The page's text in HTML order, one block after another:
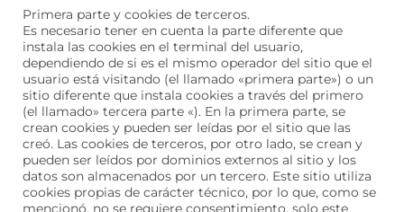
Primera parte y cookies de terceros.
Es necesario tener en cuenta la parte diferente que
instala las cookies en el terminal del usuario,
dependiendo de si es el mismo operador del sitio que el
usuario está visitando (el llamado «primera parte») o un
sitio diferente que instala cookies a través del primero
(el llamado» tercera parte «). En la primera parte, se
crean cookies y pueden ser leídas por el sitio que las
creó. Las cookies de terceros, por otro lado, se crean y
pueden ser leídos por dominios externos al sitio y los
datos son almacenados por un tercero. Este sitio utiliza
cookies propias de carácter técnico, por lo que, como se
mencionó, no se requiere consentimiento, solo este